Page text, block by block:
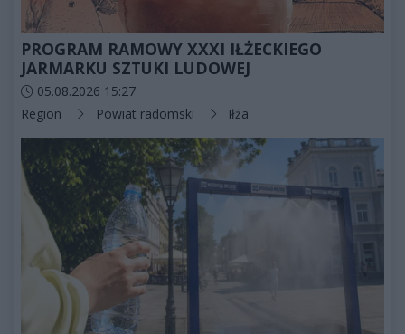
PROGRAM RAMOWY XXXI IŁŻECKIEGO
JARMARKU SZTUKI LUDOWEJ
Data dodania artykułu:
05.08.2026 15:27
Kategorie artykułu:
Region Powiat radomski Iłża